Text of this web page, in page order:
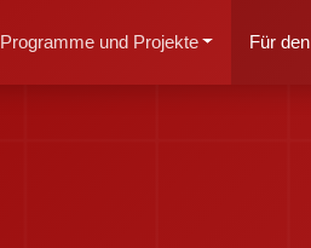
Programme und Projekte Für